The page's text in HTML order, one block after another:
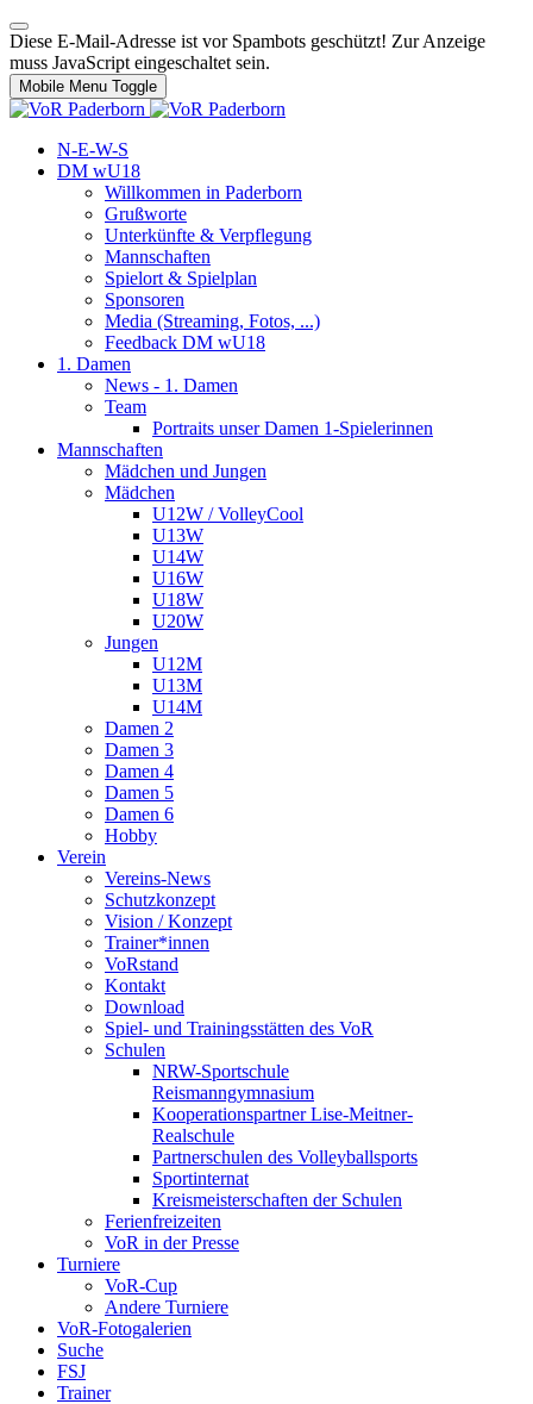
Diese E-Mail-Adresse ist vor Spambots geschützt! Zur Anzeige
muss JavaScript eingeschaltet sein.
Mobile Menu Toggle
N-E-W-S
DM wU18
Willkommen in Paderborn
Grußworte
Unterkünfte & Verpflegung
Mannschaften
Spielort & Spielplan
Sponsoren
Media (Streaming, Fotos, ...)
Feedback DM wU18
1. Damen
News - 1. Damen
Team
Portraits unser Damen 1-Spielerinnen
Mannschaften
Mädchen und Jungen
Mädchen
U12W / VolleyCool
U13W
U14W
U16W
U18W
U20W
Jungen
U12M
U13M
U14M
Damen 2
Damen 3
Damen 4
Damen 5
Damen 6
Hobby
Verein
Vereins-News
Schutzkonzept
Vision / Konzept
Trainer*innen
VoRstand
Kontakt
Download
Spiel- und Trainingsstätten des VoR
Schulen
NRW-Sportschule
Reismanngymnasium
Kooperationspartner Lise-Meitner-
Realschule
Partnerschulen des Volleyballsports
Sportinternat
Kreismeisterschaften der Schulen
Ferienfreizeiten
VoR in der Presse
Turniere
VoR-Cup
Andere Turniere
VoR-Fotogalerien
Suche
FSJ
Trainer